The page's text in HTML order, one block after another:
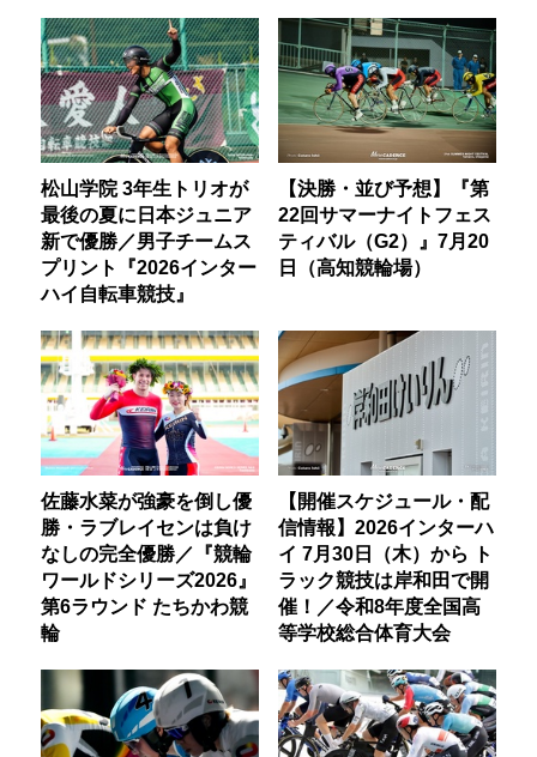
松山学院 3年生トリオが
最後の夏に日本ジュニア
新で優勝／男子チームス
プリント『2026インター
ハイ自転車競技』
【決勝・並び予想】『第
22回サマーナイトフェス
ティバル（G2）』7月20
日（高知競輪場）
佐藤水菜が強豪を倒し優
勝・ラブレイセンは負け
なしの完全優勝／『競輪
ワールドシリーズ2026』
第6ラウンド たちかわ競
輪
【開催スケジュール・配
信情報】2026インターハ
イ 7月30日（木）から ト
ラック競技は岸和田で開
催！／令和8年度全国高
等学校総合体育大会